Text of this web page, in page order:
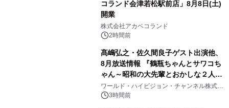
コランド会津若松駅前店」8月8日(土)
開業
株式会社アカベコランド
2時間前
髙嶋弘之・佐久間良子ゲスト出演他、
8月放送情報 『鶴瓶ちゃんとサワコち
ゃん～昭和の大先輩とおかしな２人
～』 毎週月曜よる9時00分～ BS12 ト
ゥエルビで放送
ワールド・ハイビジョン・チャンネル株式会
社 3時間前